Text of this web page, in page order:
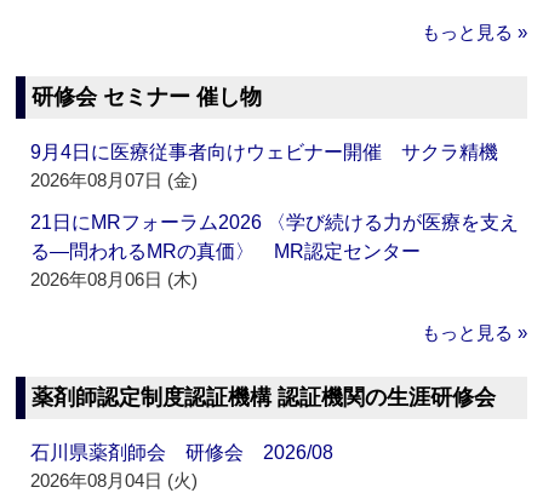
もっと見る »
研修会 セミナー 催し物
9月4日に医療従事者向けウェビナー開催 サクラ精機
2026年08月07日 (金)
21日にMRフォーラム2026 〈学び続ける力が医療を支え
る―問われるMRの真価〉 MR認定センター
2026年08月06日 (木)
もっと見る »
薬剤師認定制度認証機構 認証機関の生涯研修会
石川県薬剤師会 研修会 2026/08
2026年08月04日 (火)